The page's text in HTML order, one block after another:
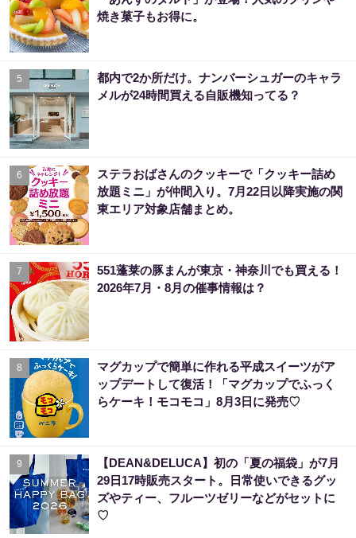
焼き菓子もお得に。
5
都内で2か所だけ。ナンバーシュガーのキャラ
メルが24時間買える自販機知ってる？
6
ステラおばさんのクッキーで「クッキー詰め
放題ミニ」が仲間入り。7月22日以降実施の関
東エリア対象店舗まとめ。
7
551蓬莱の豚まんが東京・神奈川でも買える！
2026年7月・8月の催事情報は？
8
マグカップで簡単に作れる平成スイーツがア
ップデートして復活！「マグカップでふっく
らケーキ！モコモコ」8月3日に発売♡
9
【DEAN&DELUCA】初の「夏の福袋」が7月
29日17時販売スタート。日常使いできるグッ
ズやティー、フルーツゼリーなどがセットに
♡